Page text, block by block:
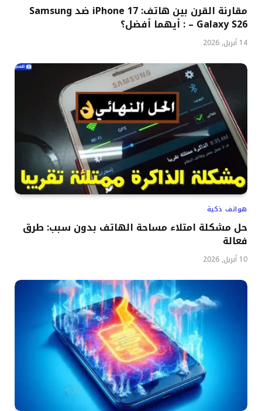
مقارنة القرن بين هاتف: iPhone 17 ضد Samsung
Galaxy S26 – : أيهما أفضل؟
14 أبريل, 2026
هواتف ذكية
حل مشكلة امتلاء مساحة الهاتف بدون سبب: طرق
فعالة
10 أبريل, 2026